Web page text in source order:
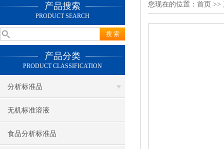
产品搜索
PRODUCT SEARCH
产品分类
PRODUCT CLASSIFICATION
分析标准品
无机标准溶液
食品分析标准品
您现在的位置： 首页 >>